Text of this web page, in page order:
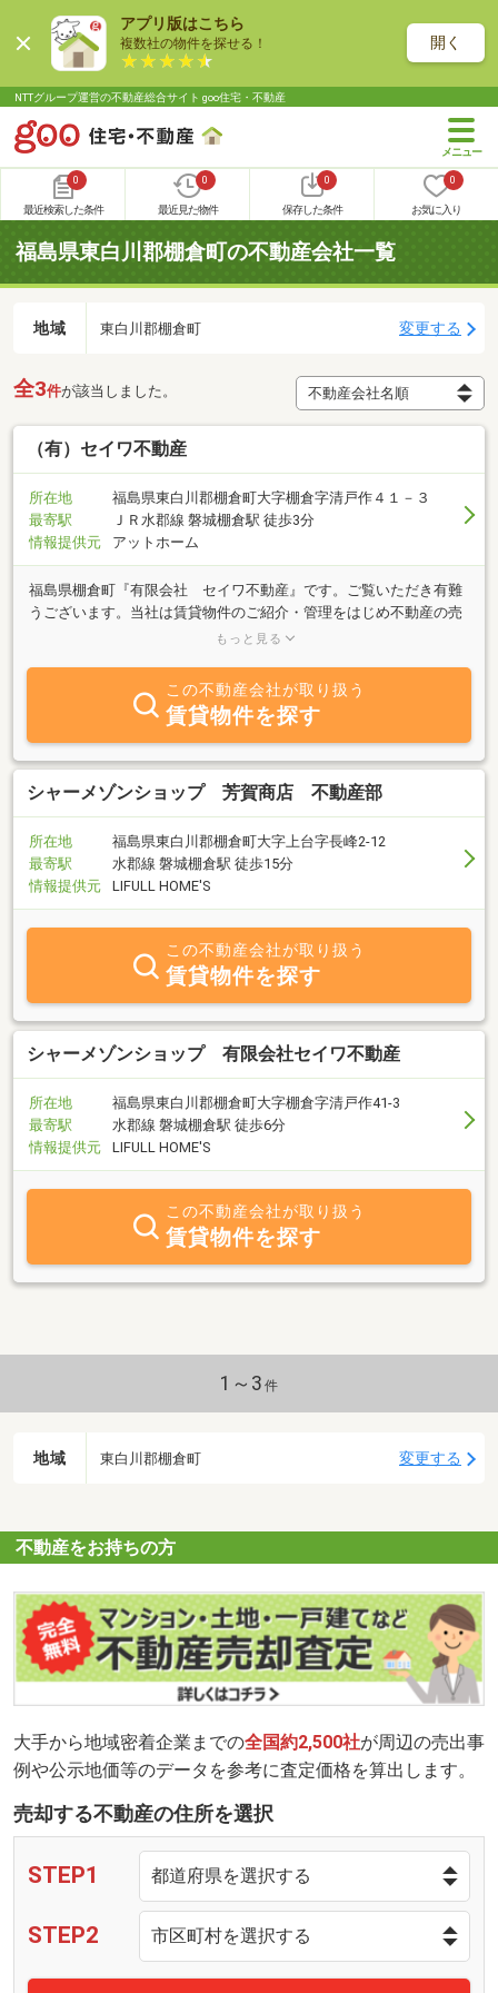
アプリ版はこちら
複数社の物件を探せる！ 開く
NTTグループ運営の不動産総合サイト goo住宅・不動産
0
最近検索した条件
0
最近見た物件
0
保存した条件
0
お気に入り
福島県東白川郡棚倉町の不動産会社一覧
地域 東白川郡棚倉町 変更する
全3件が該当しました。
（有）セイワ不動産
所在地
福島県東白川郡棚倉町大字棚倉字清戸作４１－３
最寄駅
ＪＲ水郡線 磐城棚倉駅 徒歩3分
情報提供元
アットホーム
福島県棚倉町『有限会社 セイワ不動産』です。ご覧いただき有難
うございます。当社は賃貸物件のご紹介・管理をはじめ不動産の売
買の仲介を行っております。営業範囲は福島県南エリア・茨城県北
ただいております。また田舎暮らしをお考えの方は是非当社までご
相談下さい。当社運営の田舎暮らし応援サイト「福ＺＡＩ」にて移
住者の方の声もご紹介しております。是非ご覧下さい。■棚倉町は
こんなところ・・・ 当社のある棚倉町は歴史ある城下町で、関東
に接するため首都圏からのアクセスがよい地域です。 気候も温暖
で災害も少なく、八溝山を源とする久慈川が流れ厳しい自然ではな
当社では不動産の買取業務も行っております。秘密厳守・査定無料
です。皆様からのお問合せを心よりお待ち申し上げます。
もっと見る
この不動産会社が取り扱う
賃貸物件を探す
シャーメゾンショップ 芳賀商店 不動産部
所在地
福島県東白川郡棚倉町大字上台字長峰2-12
最寄駅
水郡線 磐城棚倉駅 徒歩15分
情報提供元
LIFULL HOME'S
この不動産会社が取り扱う
賃貸物件を探す
シャーメゾンショップ 有限会社セイワ不動産
所在地
福島県東白川郡棚倉町大字棚倉字清戸作41-3
最寄駅
水郡線 磐城棚倉駅 徒歩6分
情報提供元
LIFULL HOME'S
この不動産会社が取り扱う
賃貸物件を探す
1～3 件
地域 東白川郡棚倉町 変更する
不動産をお持ちの方
大手から地域密着企業までの全国約2,500社が周辺の売出事
例や公示地価等のデータを参考に査定価格を算出します。
売却する不動産の住所を選択
STEP1
STEP2